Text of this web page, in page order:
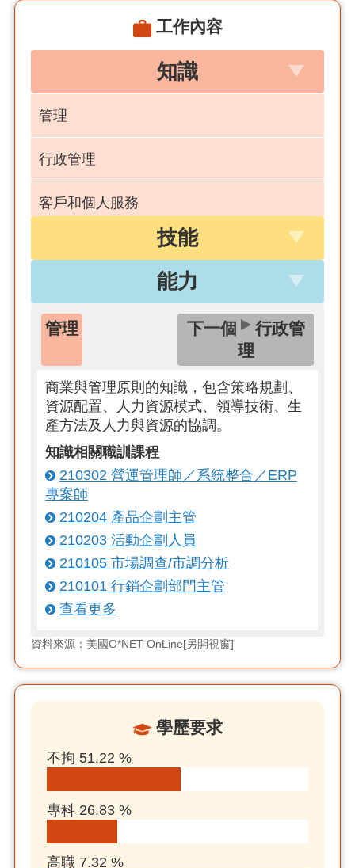
工作內容
知識
管理
行政管理
客戶和個人服務
法律和政府
技能
能力
管理 下一個
行政管
理
商業與管理原則的知識，包含策略規劃、
資源配置、人力資源模式、領導技術、生
產方法及人力與資源的協調。
知識相關職訓課程
210302 營運管理師／系統整合／ERP
專案師
210204 產品企劃主管
210203 活動企劃人員
210105 市場調查/市調分析
210101 行銷企劃部門主管
查看更多
資料來源：美國O*NET OnLine[另開視窗]
學歷要求
不拘 51.22 %
專科 26.83 %
高職 7.32 %